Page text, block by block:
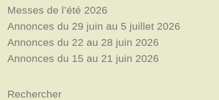
Messes de l’été 2026
Annonces du 29 juin au 5 juillet 2026
Annonces du 22 au 28 juin 2026
Annonces du 15 au 21 juin 2026
Rechercher